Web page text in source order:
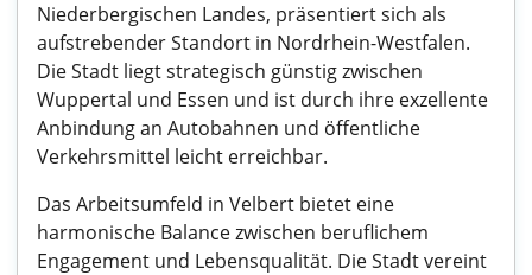
Niederbergischen Landes, präsentiert sich als
aufstrebender Standort in Nordrhein-Westfalen.
Die Stadt liegt strategisch günstig zwischen
Wuppertal und Essen und ist durch ihre exzellente
Anbindung an Autobahnen und öffentliche
Verkehrsmittel leicht erreichbar.
Das Arbeitsumfeld in Velbert bietet eine
harmonische Balance zwischen beruflichem
Engagement und Lebensqualität. Die Stadt vereint